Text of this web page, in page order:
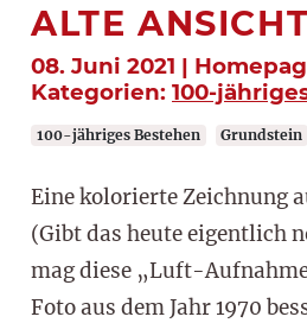
ALTE
08. Juni 2021 |
Kategorien: 100-
100-jähriges Bestehen Grundstein
Eine kolorierte Zeichnung
(Gibt das heute eigentlich
mag diese „Luft-
Foto aus dem Jahr 1970